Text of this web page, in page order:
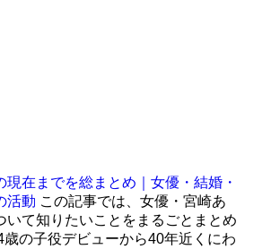
現在までを総まとめ｜女優・結婚・
活動 この記事では、女優・宮崎あ
いて知りたいことをまるごとまとめ
歳の子役デビューから40年近くにわ